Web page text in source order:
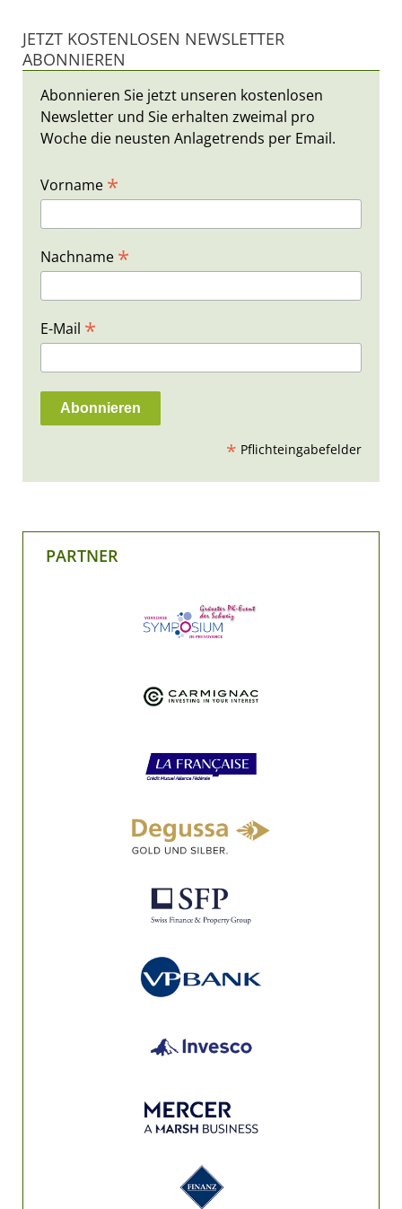
JETZT KOSTENLOSEN NEWSLETTER
ABONNIEREN
Abonnieren Sie jetzt unseren kostenlosen
Newsletter und Sie erhalten zweimal pro
Woche die neusten Anlagetrends per Email.
Vorname *
Nachname *
E-Mail *
* Pflichteingabefelder
PARTNER